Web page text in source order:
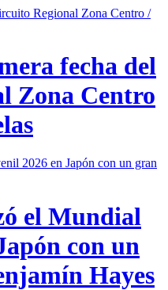
fecha del
Zona Centro
el Mundial
con un
Hayes